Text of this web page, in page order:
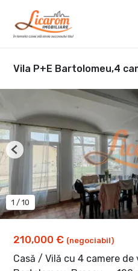
Vila P+E Bartolomeu,4
210,000 € (negociabil)
Casă / Vilă cu 4 camere de
1 / 10
Previous